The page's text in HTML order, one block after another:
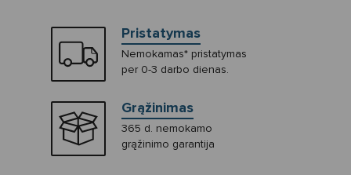
Pristatymas
Nemokamas* pristatymas
per 0-3 darbo dienas.
Grąžinimas
365 d. nemokamo
grąžinimo garantija